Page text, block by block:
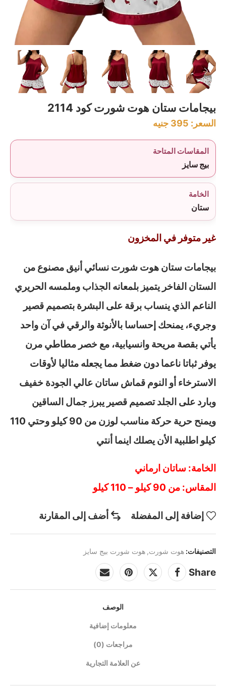
بيجامات ستان هوت شورت كود 2114
السعر: 395 جنيه
المقاسات المتاحة
بيج سايز
الخامة
ستان
غير متوفر في المخزون
بيجامات ستان هوت شورت نسائي أنيق مصنوع من
الستان الفاخر يتميز بلمعانه الجذاب وملمسه الحريري
الناعم الذي ينساب برقة على البشرة بتصميم قصير
وجريء، يمنحك إحساسا بالأنوثة والرقي في آن واحد
يأتي بقصة مريحة وانسيابية، مع خصر مطاطي مرن
يوفر ثباتا ناعما دون ضغط مما يجعله مثاليا لأوقات
الاسترخاء أو النوم قماش ساتان عالي الجودة خفيف
وبارد على الجلد تصميم قصير يبرز جمال الساقين
ويمنح حرية حركة مناسب لوزن من 90 كيلو وحتي 110
كيلو اطلبية الأن يصلك اينما أنتي
الخامة: ساتان ارماني
المقاس: من 90 كيلو – 110 كيلو
إضافة إلى المفضلة أضف إلى المقارنة
التصنيفات: هوت شورت, هوت شورت بيج سايز
Share
الوصف
معلومات إضافية
مراجعات (0)
عن العلامة التجارية